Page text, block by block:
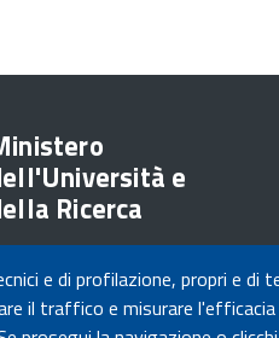
e di profilazione, propri e di
il traffico e misurare
e
Ricerca